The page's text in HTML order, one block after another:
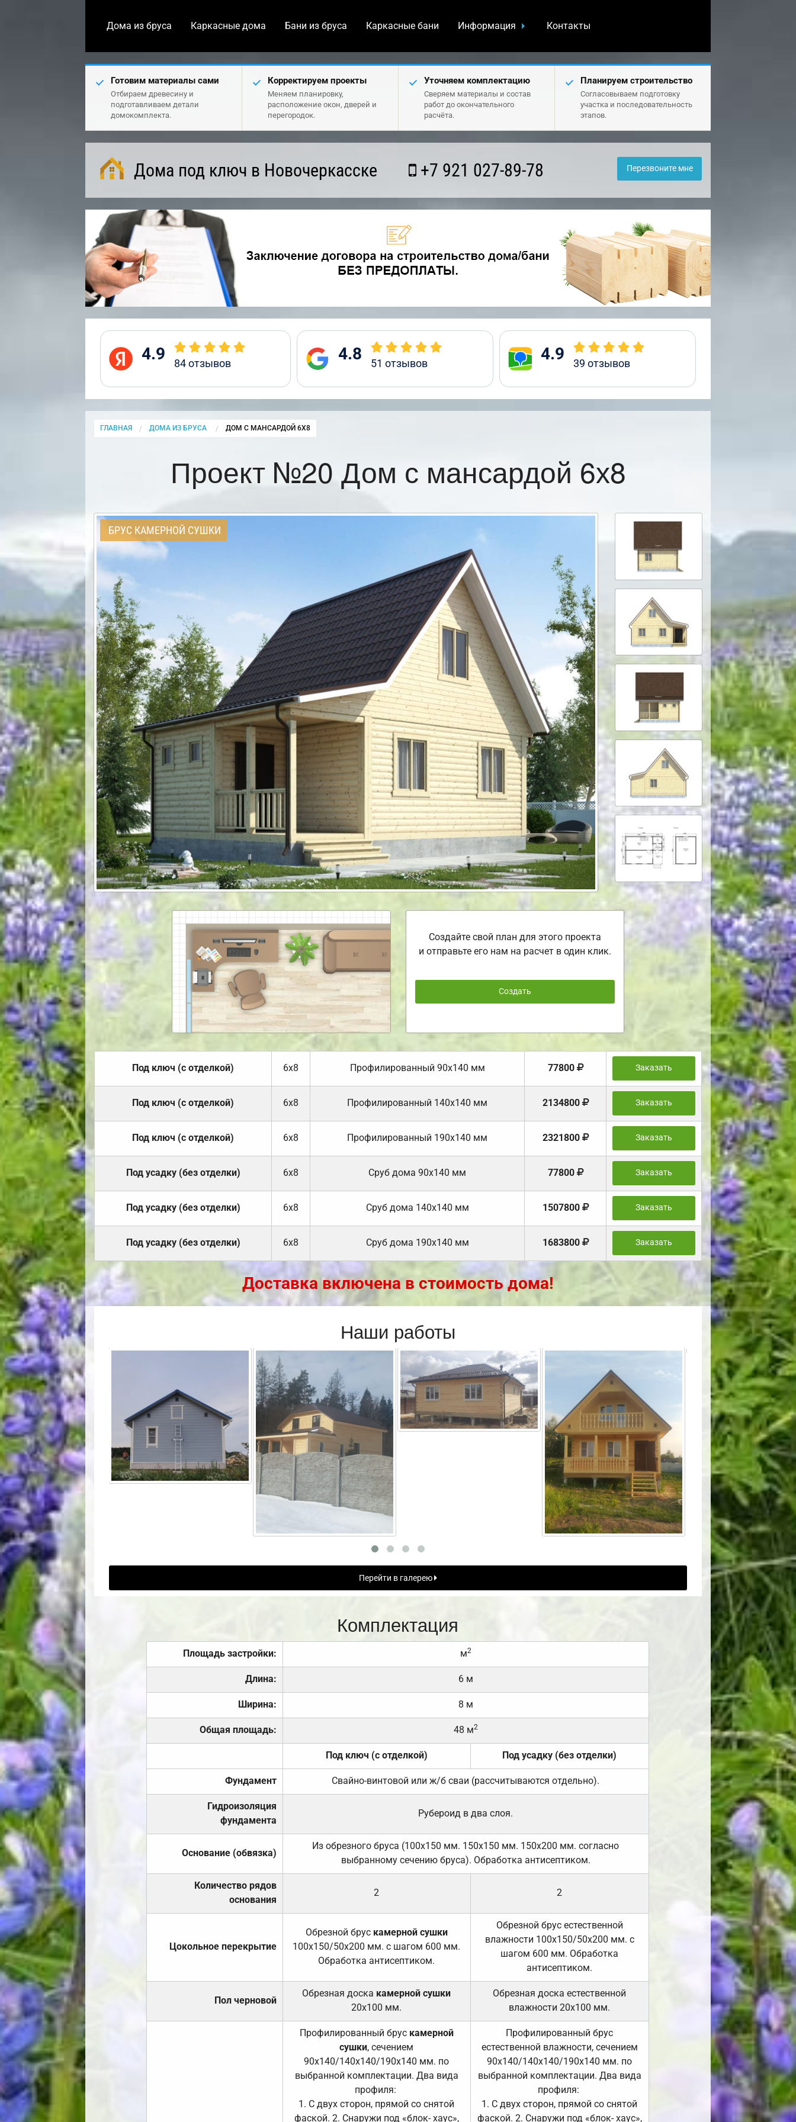
Дома из бруса Каркасные дома Бани из бруса Каркасные бани Информация Контакты
Готовим материалы сами
Отбираем древесину и
подготавливаем детали
домокомплекта.
Корректируем проекты
Меняем планировку,
расположение окон, дверей и
перегородок.
Уточняем комплектацию
Сверяем материалы и состав
работ до окончательного
расчёта.
Планируем строительство
Согласовываем подготовку
участка и последовательность
этапов.
Дома под ключ в Новочеркасске +7 921 027-89-78 Перезвоните мне
4.9 84отзывов 4.8 51 отзывов 4.9 39 отзывов
ГЛАВНАЯ ДОМА ИЗ БРУСА CURRENT:
ДОМ С МАНСАРДОЙ 6Х8
Проект №20 Дом с мансардой 6х8
БРУС КАМЕРНОЙ СУШКИ
Создайте свой план для этого проекта
и отправьте его нам на расчет в один клик.
Создать
Под ключ (с отделкой) 6х8 Профилированный 90х140 мм 77800 Заказать
Под ключ (с отделкой) 6х8 Профилированный 140х140 мм 2134800 Заказать
Под ключ (с отделкой) 6х8 Профилированный 190х140 мм 2321800 Заказать
Под усадку (без отделки) 6х8 Cруб дома 90x140 мм 77800 Заказать
Под усадку (без отделки) 6х8 Cруб дома 140х140 мм 1507800 Заказать
Под усадку (без отделки) 6х8 Cруб дома 190х140 мм 1683800 Заказать
Доставка включена в стоимость дома!
Наши работы
Перейти в галерею
Комплектация
Площадь застройки: м2
Длина: 6 м
Ширина: 8 м
Общая площадь: 48 м2
Под ключ (с отделкой) Под усадку (без отделки)
Фундамент Свайно-винтовой или ж/б сваи (рассчитываются отдельно).
Гидроизоляция
фундамента
Рубероид в два слоя.
Основание (обвязка)
Из обрезного бруса (100х150 мм. 150х150 мм. 150х200 мм. согласно
выбранному сечению бруса). Обработка антисептиком.
Количество рядов
основания
2 2
Цокольное перекрытие
Обрезной брус камерной сушки
100х150/50х200 мм. с шагом 600 мм.
Обработка антисептиком.
Обрезной брус естественной
влажности 100х150/50х200 мм. с
шагом 600 мм. Обработка
антисептиком.
Пол черновой
Обрезная доска камерной сушки
20х100 мм.
Обрезная доска естественной
влажности 20х100 мм.
Профилированный брус камерной
сушки, сечением
90х140/140х140/190х140 мм. по
выбранной комплектации. Два вида
профиля:
1. С двух сторон, прямой со снятой
фаской. 2. Снаружи под «блок- хаус»,
Профилированный брус
естественной влажности, сечением
90х140/140х140/190х140 мм. по
выбранной комплектации. Два вида
профиля:
1. С двух сторон, прямой со снятой
фаской. 2. Снаружи под «блок- хаус»,